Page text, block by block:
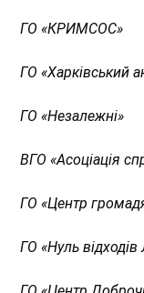
ГО«КРИМСОС»
ГО«Харківський
ГО«Незалежні»
ВГО«Асоціація
ГО«Центр
ГО«Нуль відходів